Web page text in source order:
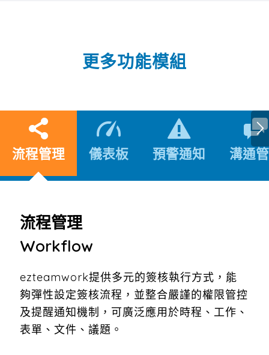
更多功能模組
流程管理 儀表板 預警通知 溝通
流程管理
Workflow
ezteamwork提供多元的簽核執行方式，能
夠彈性設定簽核流程，並整合嚴謹的權限管控
及提醒通知機制，可廣泛應用於時程、工作、
表單、文件、議題。